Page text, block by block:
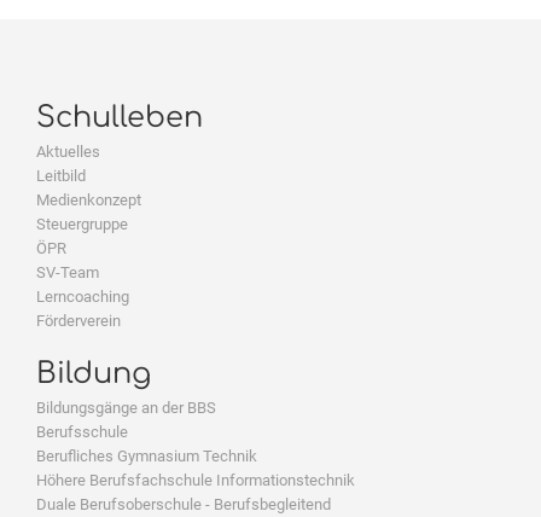
Schulleben
Aktuelles
Leitbild
Medienkonzept
Steuergruppe
ÖPR
SV-Team
Lerncoaching
Förderverein
Bildung
Bildungsgänge an der BBS
Berufsschule
Berufliches Gymnasium Technik
Höhere Berufsfachschule Informationstechnik
Duale Berufsoberschule - Berufsbegleitend